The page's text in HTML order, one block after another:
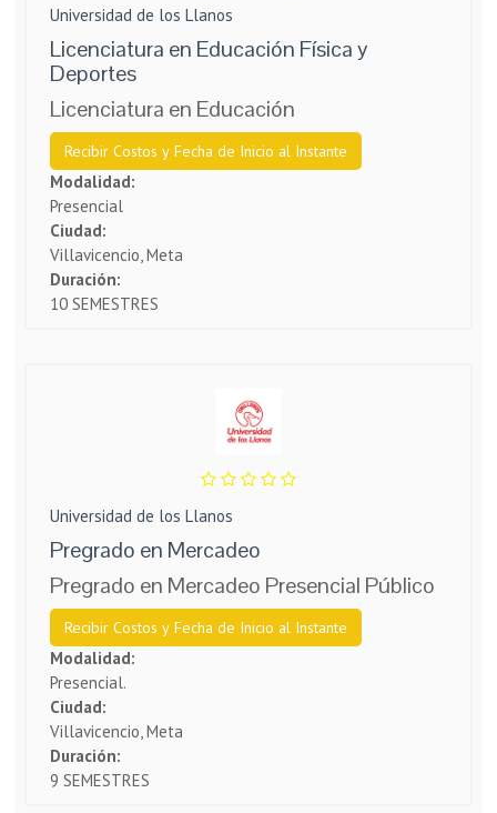
Universidad de los Llanos
Licenciatura en Educación Física y
Deportes
Licenciatura en Educación
Recibir Costos y Fecha de Inicio al Instante
Modalidad:
Presencial
Ciudad:
Villavicencio, Meta
Duración:
10 SEMESTRES
Universidad de los Llanos
Pregrado en Mercadeo
Pregrado en Mercadeo Presencial Público
Recibir Costos y Fecha de Inicio al Instante
Modalidad:
Presencial.
Ciudad:
Villavicencio, Meta
Duración:
9 SEMESTRES